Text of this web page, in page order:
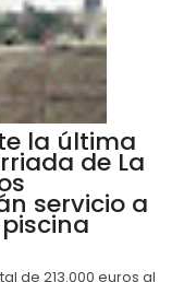
la última
de La
servicio a
de 213.000 euros al